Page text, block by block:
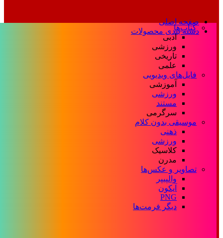
صفحه اصلی
دسته بندی محصولات
کتاب‌ها
ادبی
ورزشی
تاریخی
علمی
فایل‌های ویدیویی
آموزشی
ورزشی
مستند
سرگرمی
موسیقی بدون کلام
ذهنی
ورزشی
کلاسیک
مدرن
تصاویر و عکس‌ها
والپیپر
آیکون
PNG
دیگر فرمت‌ها